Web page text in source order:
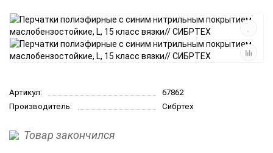
Артикул:
67862
Производитель:
Сибртех
Товар закончился